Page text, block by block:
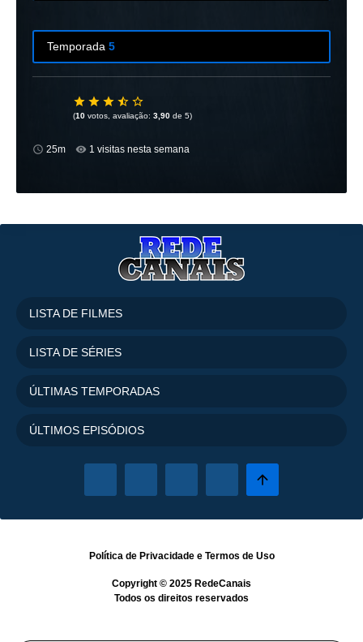
Temporada 5
Temporada 1
10 Episódios
10 Episódios
20 Episódios
Temporada4
Temporada6
Temporada7
(10 votos, avaliação: 3,90 de 5)
25m 1 visitas nesta semana
LISTA DE FILMES
LISTA DE SÉRIES
ÚLTIMAS TEMPORADAS
ÚLTIMOS EPISÓDIOS
Política de Privacidadee Termos de Uso
Copyright © 2025 RedeCanais
Todos os direitos reservados